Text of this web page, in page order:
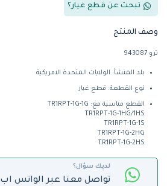
تبحث عن قطع غيار؟
وصف المنتج
ترو 943087
بلد المنشأ: الولايات المتحدة الامريكية
نوع القطعة: قطع غيار
القطع مناسبة مع: TR1RPT-1G-1G
TR1RPT-1G-1HG/1HS
TR1RPT-1G-1S
TR1RPT-1G-2HG
TR1RPT-1G-2HS
لديك سؤال؟
تواصل معنا عبر الواتس اب